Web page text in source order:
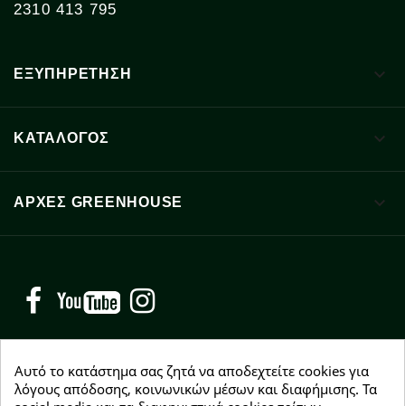
2310 413 795
ΕΞΥΠΗΡΕΤΗΣΗ 
ΚΑΤΑΛΟΓΟΣ 
ΑΡΧΈΣ GREENHOUSE 
Facebook YouTube
Αυτό το κατάστημα σας ζητά να αποδεχτείτε cookies για
λόγους απόδοσης, κοινωνικών μέσων και διαφήμισης. Τα